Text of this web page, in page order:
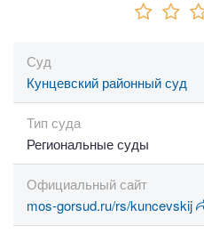
Суд
Кунцевский районный суд
Тип суда
Региональные суды
Официальный сайт
mos-gorsud.ru/rs/kuncevskij